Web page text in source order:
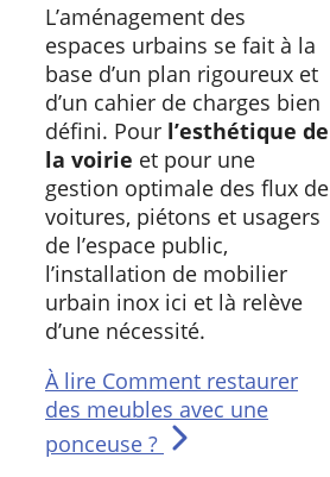
L’aménagement des
espaces urbains se fait à la
base d’un plan rigoureux et
d’un cahier de charges bien
défini. Pour l’esthétique de
la voirie et pour une
gestion optimale des flux de
voitures, piétons et usagers
de l’espace public,
l’installation de mobilier
urbain inox ici et là relève
d’une nécessité.
À lire Comment restaurer
des meubles avec une
ponceuse ?